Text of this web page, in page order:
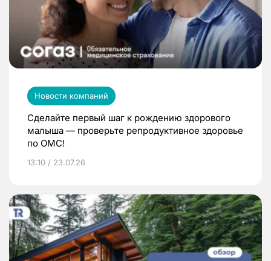
Новости компаний
Сделайте первый шаг к рождению здорового
малыша — проверьте репродуктивное здоровье
по ОМС!
13:10 / 23.07.26